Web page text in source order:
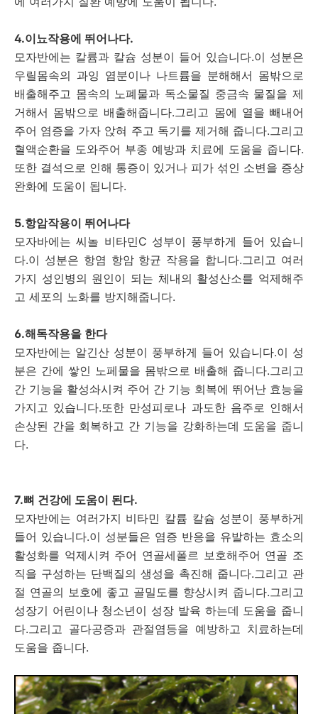
4.이뇨작용에 뛰어나다.
모자반에는 칼륨과 칼슘 성분이 들어 있습니다.이 성분은
우릴몸속의 과잉 염분이나 나트륨을 분해해서 몸밖으로
배출해주고 몸속의 노폐물과 독소물질 중금속 물질을 제
거해서 몸밖으로 배출해줍니다.그리고 몸에 열을 빼내어
주어 염증을 가자 앉혀 주고 독기를 제거해 줍니다.그리고
혈액순환을 도와주어 부종 예방과 치료에 도움을 줍니다.
또한 결석으로 인해 통증이 있거나 피가 섞인 소변을 증상
완화에 도움이 됩니다.
5.항암작용이 뛰어나다
모자바에는 씨놀 비타민C 성부이 풍부하게 들어 있습니
다.이 성분은 항염 항암 항균 작용을 합니다.그리고 여러
가지 성인병의 원인이 되는 체내의 활성산소를 억제해주
고 세포의 노화를 방지해줍니다.
6.해독작용을 한다
모자반에는 알긴산 성분이 풍부하게 들어 있습니다.이 성
분은 간에 쌓인 노페물을 몸밖으로 배출해 줍니다.그리고
간 기능을 활성솨시켜 주어 간 기능 회복에 뛰어난 효능을
가지고 있습니다.또한 만성피로나 과도한 음주로 인해서
손상된 간을 회복하고 간 기능을 강화하는데 도움을 줍니
다.
7.뼈 건강에 도움이 된다.
모자반에는 여러가지 비타민 칼륨 칼슘 성분이 풍부하게
들어 있습니다.이 성분들은 염증 반응을 유발하는 효소의
활성화를 억제시켜 주어 연골세폴르 보호해주어 연골 조
직을 구성하는 단백질의 생성을 촉진해 줍니다.그리고 관
절 연골의 보호에 좋고 골밀도를 향상시켜 줍니다.그리고
성장기 어린이나 청소년이 성장 발육 하는데 도움을 줍니
다.그리고 골다공증과 관절염등을 예방하고 치료하는데
도움을 줍니다.